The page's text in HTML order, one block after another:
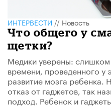
ИНТЕРВЕСТИ // Новость
Что общего у
щетки?
Медики уверены:
времени, проведенного у
развитие мозга ребенка.
отказ от гаджетов, так
подход. Ребенок и